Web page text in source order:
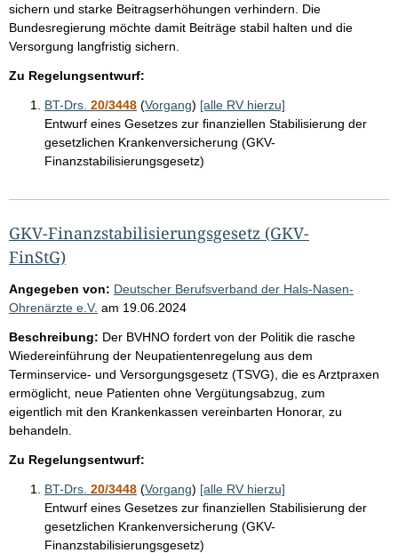
sichern und starke Beitragserhöhungen verhindern. Die
Bundesregierung möchte damit Beiträge stabil halten und die
Versorgung langfristig sichern.
Zu Regelungsentwurf:
BT-Drs. 20/3448 (Vorgang) [alle RV hierzu]
Entwurf eines Gesetzes zur finanziellen Stabilisierung der
gesetzlichen Krankenversicherung (GKV-
Finanzstabilisierungsgesetz)
GKV-Finanzstabilisierungsgesetz (GKV-
FinStG)
Angegeben von: Deutscher Berufsverband der Hals-Nasen-
Ohrenärzte e.V. am 19.06.2024
Beschreibung: Der BVHNO fordert von der Politik die rasche
Wiedereinführung der Neupatientenregelung aus dem
Terminservice- und Versorgungsgesetz (TSVG), die es Arztpraxen
ermöglicht, neue Patienten ohne Vergütungsabzug, zum
eigentlich mit den Krankenkassen vereinbarten Honorar, zu
behandeln.
Zu Regelungsentwurf:
BT-Drs. 20/3448 (Vorgang) [alle RV hierzu]
Entwurf eines Gesetzes zur finanziellen Stabilisierung der
gesetzlichen Krankenversicherung (GKV-
Finanzstabilisierungsgesetz)